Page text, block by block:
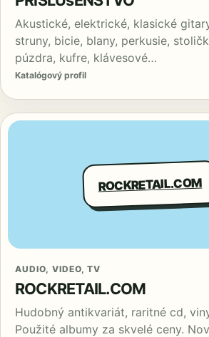
Akustické, elektrické, klasické
struny, bicie, blany, perkusie,
púzdra, kufre, klávesové…
Katalógový profil
ROCKRETAIL.COM
AUDIO, VIDEO, TV
ROCKRETAIL.COM
Hudobný antikvariát, raritné cd,
Použité albumy za skvelé ceny.